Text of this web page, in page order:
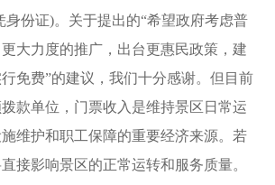
身份证)。关于提出的“希望政府考虑普
大力度的推广，出台更惠民政策，建
免费”的建议，我们十分感谢。但目前
款单位，门票收入是维持景区日常运
维护和职工保障的重要经济来源。若
接影响景区的正常运转和服务质量。